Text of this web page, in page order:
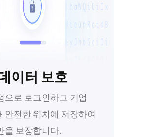
이터 보호
으로 로그인하고 기업
안전한 위치에 저장하여
을 보장합니다.